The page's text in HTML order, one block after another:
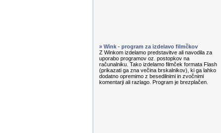
» Wink - program za izdelavo filmčkov
Z Winkom izdelamo predstavitve ali navodila za
uporabo programov oz. postopkov na
računalniku. Tako izdelamo filmček formata Flash
(prikazati ga zna večina brskalnikov), ki ga lahko
dodatno opremimo z besedilnimi in zvočnimi
komentarji ali razlago. Program je brezplačen.